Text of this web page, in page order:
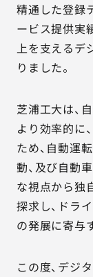
精通した登録
ービス提供実
上を支えるデ
りました。
芝浦工大は、
より効率的に
ため、自動運
動、及び自動
な視点から独
探求し、ドラ
の発展に寄与
この度、デジ